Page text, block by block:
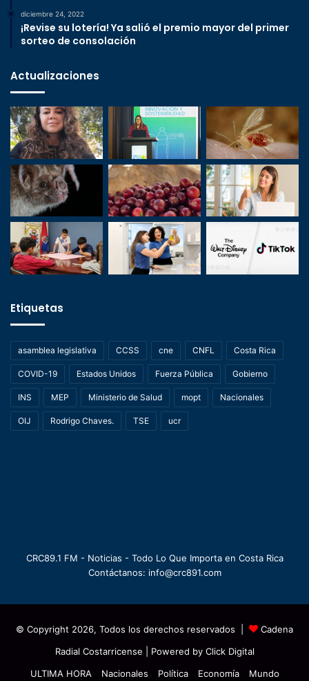
diciembre 24, 2022
¡Revise su lotería! Ya salió el premio mayor del primer
sorteo de consolación
Actualizaciones
Etiquetas
asamblea legislativa CCSS cne CNFL Costa Rica
COVID-19 Estados Unidos Fuerza Pública Gobierno
INS MEP Ministerio de Salud mopt Nacionales
OIJ Rodrigo Chaves. TSE ucr
CRC89.1 FM - Noticias - Todo Lo Que Importa en Costa Rica
Contáctanos: info@crc891.com
© Copyright 2026, Todos los derechos reservados |
Cadena
Radial Costarricense | Powered by Click Digital
ULTIMA HORA
Nacionales Política Economía Mundo